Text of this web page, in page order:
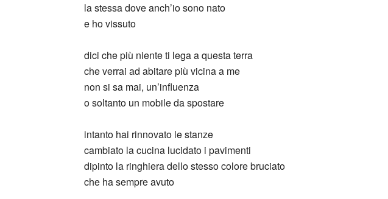
la stessa dove anch’io sono nato
e ho vissuto
dici che più niente ti lega a questa terra
che verrai ad abitare più vicina a me
non si sa mai, un’influenza
o soltanto un mobile da spostare
intanto hai rinnovato le stanze
cambiato la cucina lucidato i pavimenti
dipinto la ringhiera dello stesso colore bruciato
che ha sempre avuto